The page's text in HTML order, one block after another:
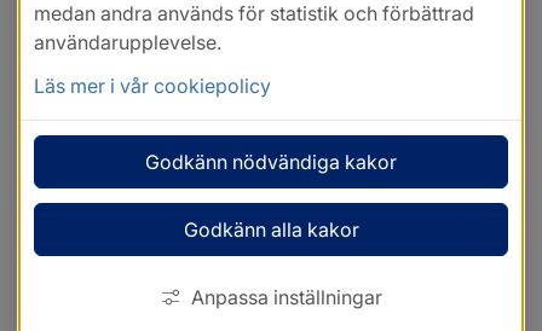
medan andra används för statistik och förbättrad
användarupplevelse.
Läs mer i vår cookiepolicy
Godkänn nödvändiga kakor
Godkänn alla kakor
Anpassa inställningar